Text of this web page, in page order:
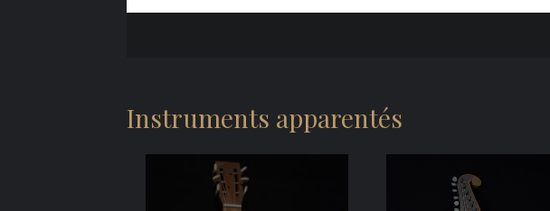
Instruments apparentés